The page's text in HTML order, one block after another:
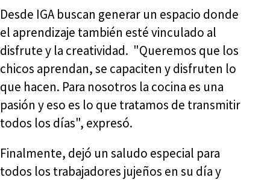
Desde IGA buscan generar un espacio donde
el aprendizaje también esté vinculado al
disfrute y la creatividad. "Queremos que los
chicos aprendan, se capaciten y disfruten lo
que hacen. Para nosotros la cocina es una
pasión y eso es lo que tratamos de transmitir
todos los días", expresó.
Finalmente, dejó un saludo especial para
todos los trabajadores jujeños en su día y